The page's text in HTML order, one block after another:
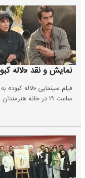
نمایش و نقد «لاله
ساعت ۱۹ در خانه هنرمندان ایران به نمایش درمی‌آید.